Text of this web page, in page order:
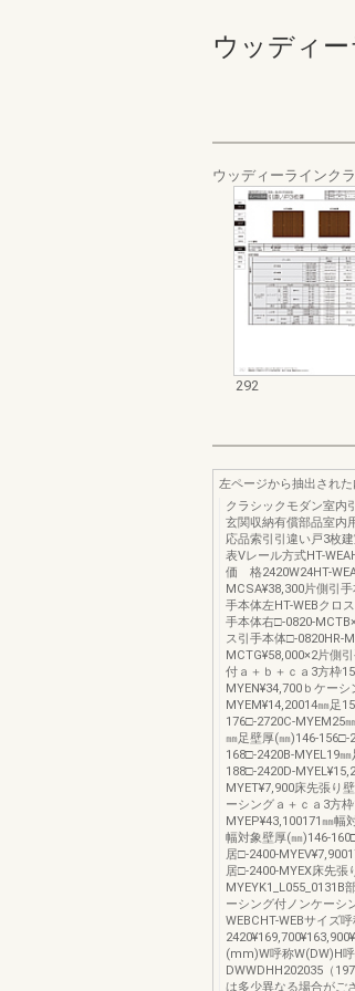
ウッディ
ウッディーラインク
292
左ページから抽出され
クラシックモダン室内
玄関収納有償部品室内
応品索引引違い戸3枚
表Vレール方式HT-
価 格2420W24HT-
MCSA¥38,300片側引
手本体左HT-WEBクロ
手本体右□-0820-
ス引手本体□-0820HR-
MCTG¥58,000×2片側
付ａ＋ｂ＋ｃａ3方枠
MYEN¥34,700ｂケー
MYEM¥14,20014㎜足
176□-2720C-MYEM25
㎜足壁厚(㎜)146-156□-
168□-2420B-MYEL19
188□-2420D-
MYET¥7,900床先張り
ーシングａ＋ｃａ3方
MYEP¥43,100171㎜幅
幅対象壁厚(㎜)146-
居□-2400-
居□-2400-MYEX床先張
MYEYK1_L055_0131B
ーシング付ノンケーシ
WEBCHT-WEBサイズ
(mm)W呼称W(DW)H呼
DWWDHH202035（
は多少異なる場合がご